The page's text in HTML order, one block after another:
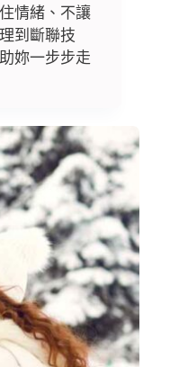
情緒、不讓
到斷聯技
妳一步步走